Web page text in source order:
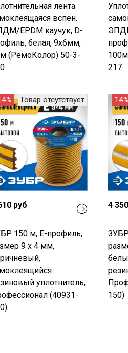
лента
вспен.
EPDM каучук, D-
белая, 9x6мм,
(РемоКолор) 50-3-
217
Товар отсутствует
руб
150 м, E-профиль,
9 х 4 мм,
уплотнитель,
(40931-
14%
4
150)